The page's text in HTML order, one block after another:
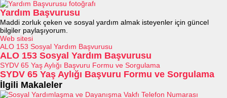
Yardım Başvurusu
Maddi zorluk çeken ve sosyal yardım almak isteyenler için güncel
bilgiler paylaşıyorum.
Web sitesi
ALO 153 Sosyal Yardım Başvurusu
ALO 153 Sosyal Yardım Başvurusu
SYDV 65 Yaş Aylığı Başvuru Formu ve Sorgulama
SYDV 65 Yaş Aylığı Başvuru Formu ve Sorgulama
İlgili Makaleler